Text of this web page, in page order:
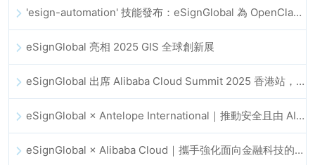
'esign-automation' 技能發布：eSignGlobal 為 OpenClaw 提供自動化電子簽名能力
eSignGlobal 亮相 2025 GIS 全球創新展
eSignGlobal 出席 Alibaba Cloud Summit 2025 香港站，推動 AI 驅動的雲端創新與數位信任發展
eSignGlobal × Antelope International｜推動安全且由 AI 驅動的數位化工作流程
eSignGlobal × Alibaba Cloud｜攜手強化面向金融科技的全球數位信任